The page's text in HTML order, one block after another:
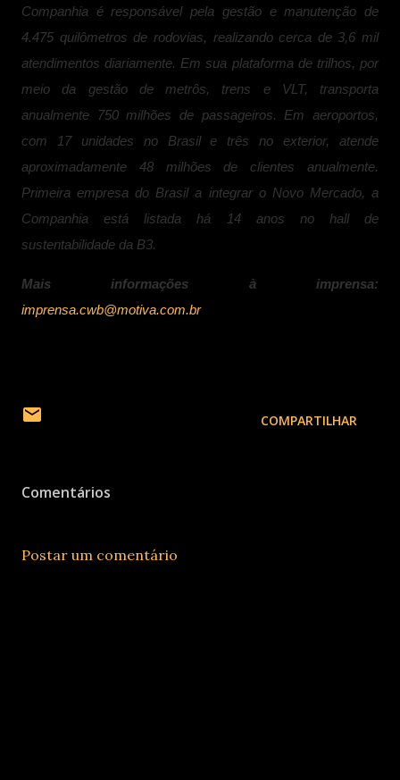
Companhia é responsável pela gestão e manutenção de
4.475 quilômetros de rodovias, realizando cerca de 3,6 mil
atendimentos diariamente. Em sua plataforma de trilhos, por
meio da gestão de metrôs, trens e VLT, transporta
anualmente 750 milhões de passageiros. Em aeroportos,
com 17 unidades no Brasil e três no exterior, atende
aproximadamente 48 milhões de clientes anualmente.
Primeira empresa do Brasil a integrar o Novo Mercado, a
Companhia está listada há 14 anos no hall de
sustentabilidade da B3.
Mais informações à imprensa:
imprensa.cwb@motiva.com.br
COMPARTILHAR
Comentários
Postar um comentário